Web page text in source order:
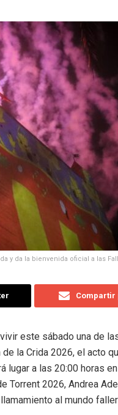
y da la bienvenida oficial a las
Compartir
este sábado una de
la Crida 2026, el acto
a las 20:00 horas
Torrent 2026, Andrea
al mundo